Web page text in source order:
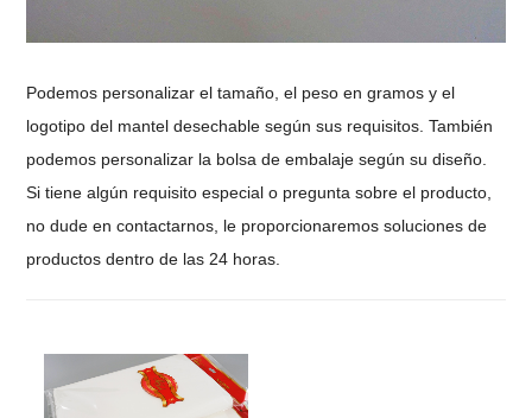
Podemos personalizar el tamaño, el peso en gramos y el
logotipo del mantel desechable según sus requisitos. También
podemos personalizar la bolsa de embalaje según su diseño.
Si tiene algún requisito especial o pregunta sobre el producto,
no dude en contactarnos, le proporcionaremos soluciones de
productos dentro de las 24 horas.